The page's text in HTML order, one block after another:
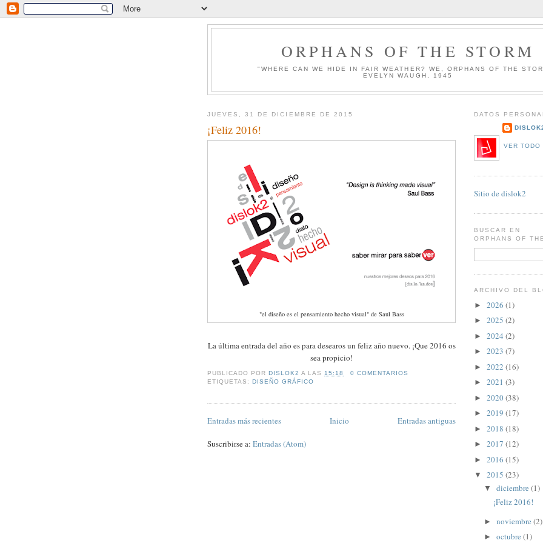
ORPHANS OF THE STORM
"WHERE CAN WE HIDE IN FAIR WEATHER? WE, ORPHANS OF THE
EVELYN WAUGH, 1945
JUEVES, 31 DE DICIEMBRE DE 2015
¡Feliz 2016!
"el diseño es el pensamiento hecho visual" de Saul Bass
La última entrada del año es para desearos un feliz año nuevo. ¡Que 2016 os
sea propicio!
PUBLICADO POR DISLOK2A LAS15:18
0 COMENTARIOS
ETIQUETAS: DISEÑO GRÁFICO
Entradas más recientes Entradas antiguas
Inicio
Suscribirse a: Entradas (Atom)
DATOS
VER
Sitio de dislok2
BUSCAR EN
ORPHANS OF
ARCHIVO DEL
► 2026 (1)
► 2025 (2)
► 2024 (2)
► 2023 (7)
► 2022 (16)
► 2021 (3)
► 2020(38)
► 2019 (17)
► 2018 (18)
► 2017 (12)
► 2016 (15)
▼ 2015 (23)
▼ diciembre (1)
¡Feliz 2016!
► noviembre (2)
► octubre (1)